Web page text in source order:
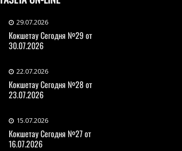
29.07.2026
Кокшетау Сегодня №29 от
30.07.2026
22.07.2026
Кокшетау Сегодня №28 от
23.07.2026
15.07.2026
Кокшетау Сегодня №27 от
16.07.2026